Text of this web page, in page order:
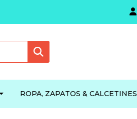
ROPA, ZAPATOS & CALCETINES